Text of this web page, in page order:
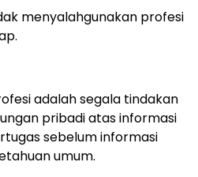
menyalahgunakan profesi
adalah segala tindakan
pribadi atas informasi
sebelum informasi
umum.